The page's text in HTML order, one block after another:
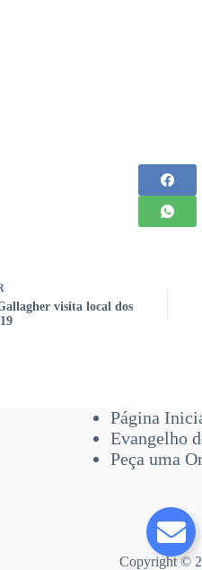
visita local dos
Página
Evangelho
Peça uma
Copyright ©